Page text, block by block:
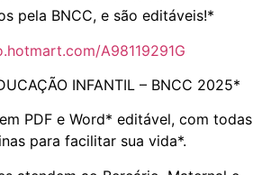
pela BNCC, e são editáveis!*
A98119291G
INFANTIL – BNCC 2025*
PDF e Word* editável, com todas
para facilitar sua vida*.